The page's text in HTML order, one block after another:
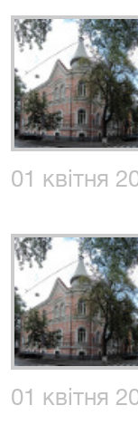
01 квітня
01 квітня